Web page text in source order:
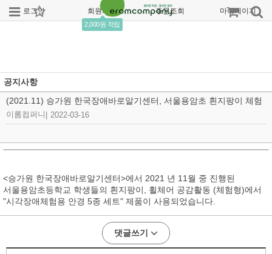
로그인 회원가입
2,000원 적립
주문조회 마이페이지
공지사항
(2021.11) 승가원 한국장애바로알기센터, 서울용암초 흰지팡이 체험
이롬컴퍼니 2022-03-16
<승가원 한국장애바로알기센터>에서 2021 년 11월 중 진행된
서울용암초등학교 학생들의 흰지팡이, 휠체어 공감활동 (체험형)에서
"시각장애체험용 안경 5종 세트" 제품이 사용되었습니다.
댓글쓰기